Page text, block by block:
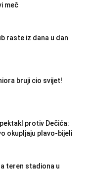
meč
raste iz dana u dan
bruji cio svijet!
protiv Dečića:
okupljaju plavo-bijeli
teren stadiona u